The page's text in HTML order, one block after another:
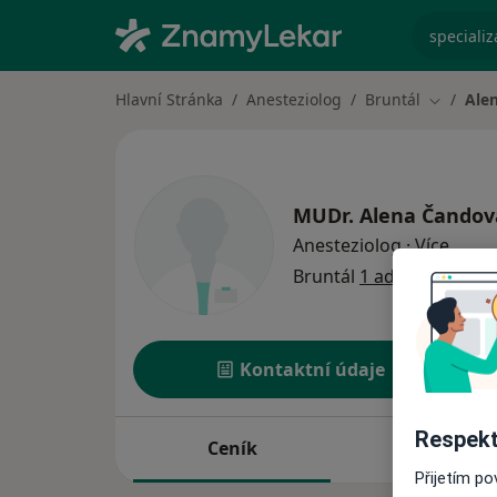
Hlavní Stránka Anesteziolog Bruntál Změna
MUDr. Alena
Anesteziolog·Víceo
Bruntál 1 adresa
Kontaktní údaje
Ceník Adresy
Přijetím